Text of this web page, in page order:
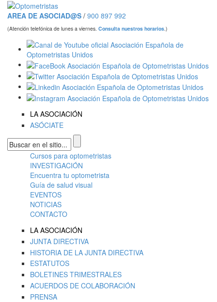
Pasar al contenido principal
AREA DE ASOCIAD@S / 900 897 992
(Atención telefónica de lunes a viernes. Consulta nuestros horarios.)
LA ASOCIACIÓN
ASÓCIATE
Formulario de búsqueda
Menú principal
Cursos para optometristas
INVESTIGACIÓN
Encuentra tu optometrista
Guía de salud visual
EVENTOS
NOTICIAS
CONTACTO
LA ASOCIACIÓN
JUNTA DIRECTIVA
HISTORIA DE LA JUNTA DIRECTIVA
ESTATUTOS
BOLETINES TRIMESTRALES
ACUERDOS DE COLABORACIÓN
PRENSA